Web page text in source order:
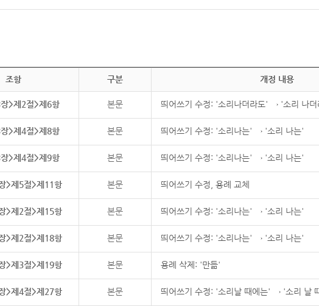
조항 구분 개정 내용
>제2절>제6항 본문 띄어쓰기 수정: '소리나더라도' → '소리 나더
>제4절>제8항 본문 띄어쓰기 수정: '소리나는' → '소리 나는'
>제4절>제9항 본문 띄어쓰기 수정: '소리나는' → '소리 나는'
>제5절>제11항 본문 띄어쓰기 수정, 용례 교체
>제2절>제15항 본문 띄어쓰기 수정: '소리나는' → '소리 나는'
>제2절>제18항 본문 띄어쓰기 수정: '소리나는' → '소리 나는'
>제3절>제19항 본문 용례 삭제: '만듦'
>제4절>제27항 본문 띄어쓰기 수정: '소리날 때에는' → '소리 날